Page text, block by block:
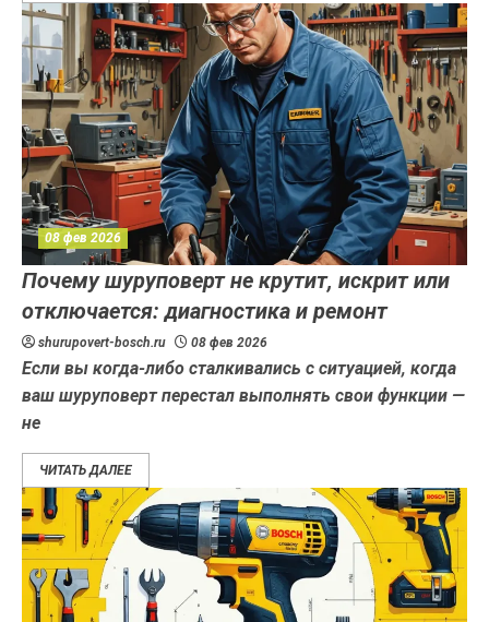
08 фев 2026
Почему шуруповерт не крутит, искрит или
отключается: диагностика и ремонт
shurupovert-bosch.ru 08 фев 2026
Если вы когда-либо сталкивались с ситуацией, когда
ваш шуруповерт перестал выполнять свои функции —
не
ЧИТАТЬ ДАЛЕЕ